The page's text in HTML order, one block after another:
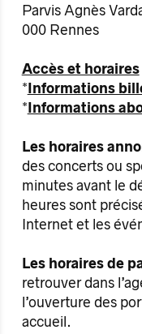
Parvis Agnès
000 Rennes
Accès et horaires
*Informations
*Informations
Les horaires
des concerts ou
minutes avant le
heures sont
Internet et les
Les horaires de
retrouver dans
l’ouverture des
accueil.